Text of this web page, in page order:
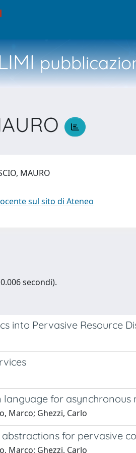
MAURO
sul sito di Ateneo
secondi).
into Pervasive Resource
language for
Marco; Ghezzi, Carlo
for pervasive
Marco; Ghezzi, Carlo